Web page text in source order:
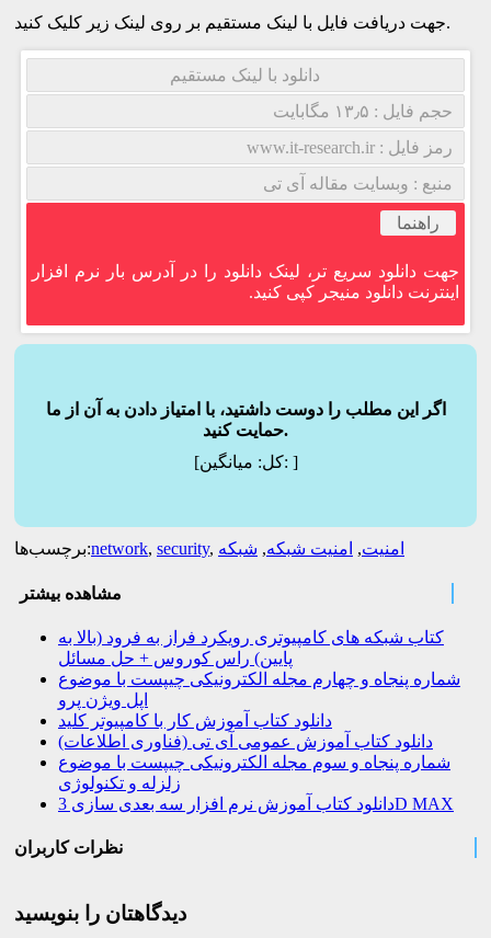
جهت دریافت فایل با لینک مستقیم بر روی لینک زیر کلیک کنید.
دانلود با لینک مستقیم
حجم فایل : ۱۳٫۵ مگابایت
رمز فایل : www.it-research.ir
منبع : وبسایت مقاله آی تی
راهنما
جهت دانلود سریع تر، لینک دانلود را در آدرس بار نرم افزار
اینترنت دانلود منیجر کپی کنید.
اگر این مطلب را دوست داشتید، با امتیاز دادن به آن از ما
حمایت کنید.
[کل:میانگین: ]
برچسب‌ها:network, security, امنیت, امنیت شبکه, شبکه
مشاهده بیشتر
کتاب شبکه های کامپیوتری رویکرد فراز به فرود (بالا به
پایین) راس کوروس + حل مسائل
شماره پنجاه و چهارم مجله الکترونیکی چیپست با موضوع
اپل ویژن پرو
دانلود کتاب آموزش کار با کامپیوتر کلید
دانلود کتاب آموزش عمومی آی تی (فناوری اطلاعات)
شماره پنجاه و سوم مجله الکترونیکی چیپست با موضوع
زلزله و تکنولوژی
دانلود کتاب آموزش نرم افزار سه بعدی سازی 3D MAX
نظرات کاربران
دیدگاهتان را بنویسید